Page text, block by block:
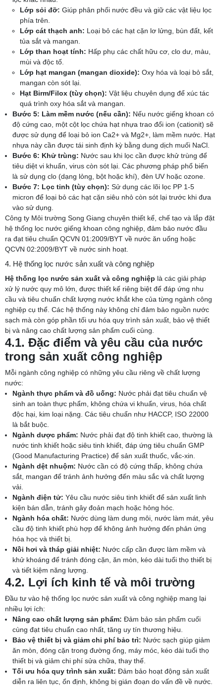
Lớp sỏi đỡ: Giúp phân phối nước đều và giữ các vật liệu lọc
phía trên.
Lớp cát thạch anh: Loại bỏ các hạt cặn lơ lửng, bùn đất, kết
tủa sắt và mangan.
Lớp than hoạt tính: Hấp phụ các chất hữu cơ, clo dư, màu,
mùi và độc tố.
Lớp hạt mangan (mangan dioxide): Oxy hóa và loại bỏ sắt,
mangan còn sót lại.
Hạt Birm/Filox (tùy chọn): Vật liệu chuyên dụng để xúc tác
quá trình oxy hóa sắt và mangan.
Bước 5: Làm mềm nước (nếu cần): Nếu nước giếng khoan có
độ cứng cao, một cột lọc chứa hạt nhựa trao đổi ion (cationit) sẽ
được sử dụng để loại bỏ ion Ca2+ và Mg2+, làm mềm nước. Hạt
nhựa này cần được tái sinh định kỳ bằng dung dịch muối NaCl.
Bước 6: Khử trùng: Nước sau khi lọc cần được khử trùng để
tiêu diệt vi khuẩn, virus còn sót lại. Các phương pháp phổ biến
là sử dụng clo (dạng lỏng, bột hoặc khí), đèn UV hoặc ozone.
Bước 7: Lọc tinh (tùy chọn): Sử dụng các lõi lọc PP 1-5
micron để loại bỏ các hạt cặn siêu nhỏ còn sót lại trước khi đưa
vào sử dụng.
Công ty Môi trường Song Giang chuyên thiết kế, chế tạo và lắp đặt
hệ thống lọc nước giếng khoan công nghiệp, đảm bảo nước đầu
ra đạt tiêu chuẩn QCVN 01:2009/BYT về nước ăn uống hoặc
QCVN 02:2009/BYT về nước sinh hoạt.
4. Hệ thống lọc nước sản xuất và công nghiệp
Hệ thống lọc nước sản xuất và công nghiệp là các giải pháp
xử lý nước quy mô lớn, được thiết kế riêng biệt để đáp ứng nhu
cầu và tiêu chuẩn chất lượng nước khắt khe của từng ngành công
nghiệp cụ thể. Các hệ thống này không chỉ đảm bảo nguồn nước
sạch mà còn góp phần tối ưu hóa quy trình sản xuất, bảo vệ thiết
bị và nâng cao chất lượng sản phẩm cuối cùng.
4.1. Đặc điểm và yêu cầu của nước
trong sản xuất công nghiệp
Mỗi ngành công nghiệp có những yêu cầu riêng về chất lượng
nước:
Ngành thực phẩm và đồ uống: Nước phải đạt tiêu chuẩn vệ
sinh an toàn thực phẩm, không chứa vi khuẩn, virus, hóa chất
độc hại, kim loại nặng. Các tiêu chuẩn như HACCP, ISO 22000
là bắt buộc.
Ngành dược phẩm: Nước phải đạt độ tinh khiết cao, thường là
nước tinh khiết hoặc siêu tinh khiết, đáp ứng tiêu chuẩn GMP
(Good Manufacturing Practice) để sản xuất thuốc, vắc-xin.
Ngành dệt nhuộm: Nước cần có độ cứng thấp, không chứa
sắt, mangan để tránh ảnh hưởng đến màu sắc và chất lượng
vải.
Ngành điện tử: Yêu cầu nước siêu tinh khiết để sản xuất linh
kiện bán dẫn, tránh gây đoản mạch hoặc hỏng hóc.
Ngành hóa chất: Nước dùng làm dung môi, nước làm mát, yêu
cầu độ tinh khiết phù hợp để không ảnh hưởng đến phản ứng
hóa học và thiết bị.
Nồi hơi và tháp giải nhiệt: Nước cấp cần được làm mềm và
khử khoáng để tránh đóng cặn, ăn mòn, kéo dài tuổi thọ thiết bị
và tiết kiệm năng lượng.
4.2. Lợi ích kinh tế và môi trường
Đầu tư vào hệ thống lọc nước sản xuất và công nghiệp mang lại
nhiều lợi ích:
Nâng cao chất lượng sản phẩm: Đảm bảo sản phẩm cuối
cùng đạt tiêu chuẩn cao nhất, tăng uy tín thương hiệu.
Bảo vệ thiết bị và giảm chi phí bảo trì: Nước sạch giúp giảm
ăn mòn, đóng cặn trong đường ống, máy móc, kéo dài tuổi thọ
thiết bị và giảm chi phí sửa chữa, thay thế.
Tối ưu hóa quy trình sản xuất: Đảm bảo hoạt động sản xuất
diễn ra liên tục, ổn định, không bị gián đoạn do vấn đề về nước.